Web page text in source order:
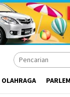
OLAHRAGA